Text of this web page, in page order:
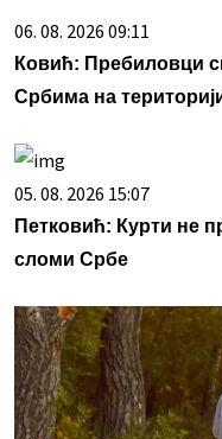
06. 08. 2026 09:11
Ковић: Пребиловци
Србима на
05. 08. 2026 15:07
Петковић: Курти не
сломи Србе